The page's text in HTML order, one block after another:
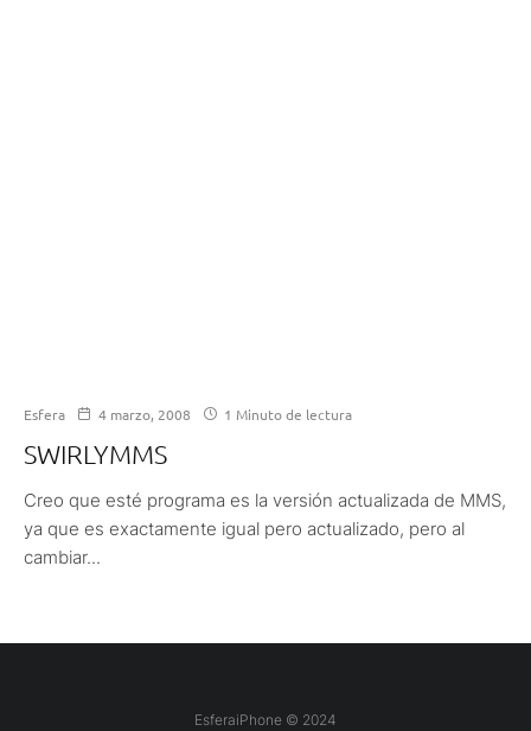
Esfera 4 marzo, 2008 1 Minuto de lectura
SWIRLYMMS
Creo que esté programa es la versión actualizada de MMS,
ya que es exactamente igual pero actualizado, pero al
cambiar...
EsferaiPhone © 2024